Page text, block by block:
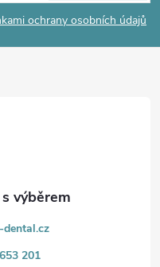
ochrany osobních údajů
201